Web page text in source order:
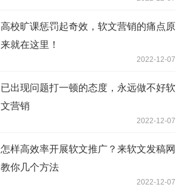
高校旷课惩罚起奇效，软文营销的痛点原
来就在这里！
2022-12-07
已出现问题打一顿的态度，永远做不好软
文营销
2022-12-07
怎样高效率开展软文推广？来软文发稿网
教你几个方法
2022-12-07